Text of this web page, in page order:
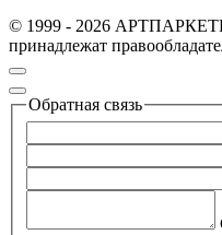
© 1999 - 2026
принадлежат
Обратная связь